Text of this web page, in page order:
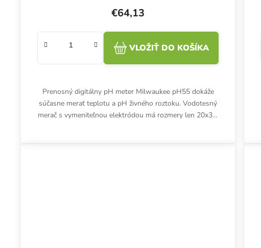
€64,13
VLOŽIŤ DO KOŠÍKA
Prenosný digitálny pH meter Milwaukee pH55 dokáže
súčasne merať teplotu a pH živného roztoku. Vodotesný
merač s vymeniteľnou elektródou má rozmery len 20x3,8